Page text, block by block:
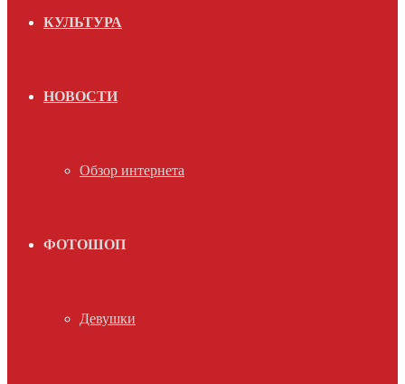
КУЛЬТУРА
НОВОСТИ
Обзор интернета
ФОТОШОП
Девушки